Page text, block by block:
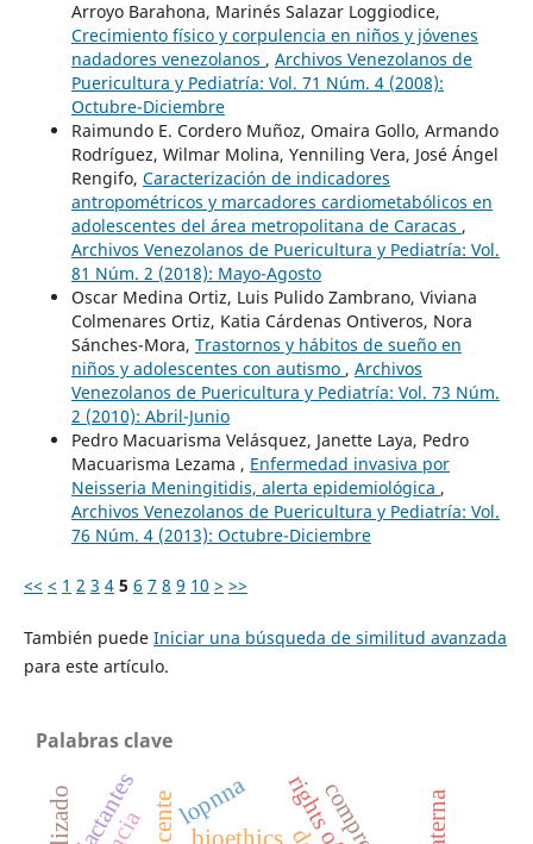
Arroyo Barahona, Marinés Salazar Loggiodice,
Crecimiento físico y corpulencia en niños y jóvenes
nadadores venezolanos , Archivos Venezolanos de
Puericultura y Pediatría: Vol. 71 Núm. 4 (2008):
Octubre-Diciembre
Raimundo E. Cordero Muñoz, Omaira Gollo, Armando
Rodríguez, Wilmar Molina, Yenniling Vera, José Ángel
Rengifo, Caracterización de indicadores
antropométricos y marcadores cardiometabólicos en
adolescentes del área metropolitana de Caracas ,
Archivos Venezolanos de Puericultura y Pediatría: Vol.
81 Núm. 2 (2018): Mayo-Agosto
Oscar Medina Ortiz, Luis Pulido Zambrano, Viviana
Colmenares Ortiz, Katia Cárdenas Ontiveros, Nora
Sánches-Mora, Trastornos y hábitos de sueño en
niños y adolescentes con autismo , Archivos
Venezolanos de Puericultura y Pediatría: Vol. 73 Núm.
2 (2010): Abril-Junio
Pedro Macuarisma Velásquez, Janette Laya, Pedro
Macuarisma Lezama , Enfermedad invasiva por
Neisseria Meningitidis, alerta epidemiológica ,
Archivos Venezolanos de Puericultura y Pediatría: Vol.
76 Núm. 4 (2013): Octubre-Diciembre
<< < 1 2 3 4 5 6 7 8 9 10 > >>
También puede Iniciar una búsqueda de similitud avanzada
para este artículo.
Palabras clave
bioethics
lopnna
lactantes